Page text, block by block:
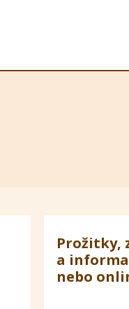
Prožitky,
a
nebo